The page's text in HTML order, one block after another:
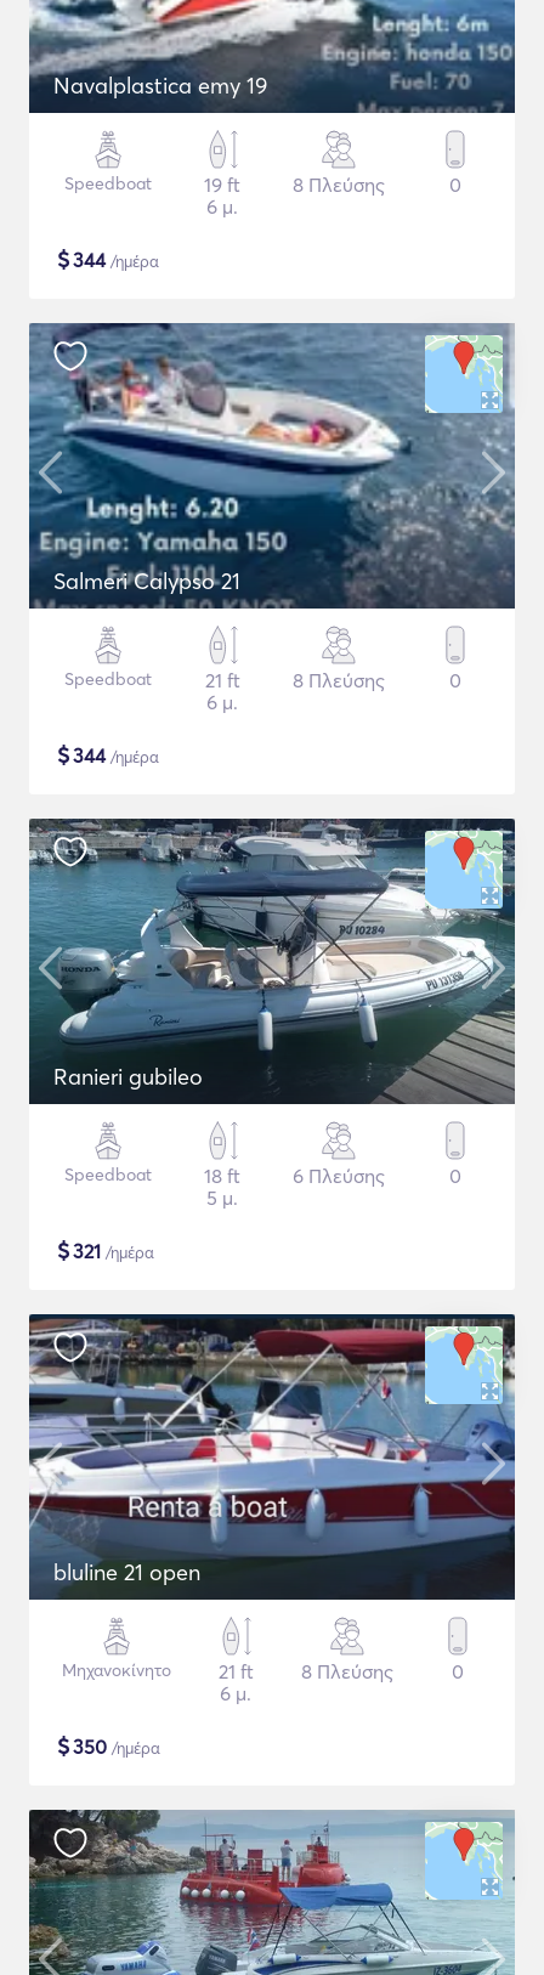
Navalplastica emy 19
Speedboat
19 ft
6 μ.
8 Πλεύσης 0
$344/ημέρα
Salmeri Calypso 21
Speedboat
21 ft
6 μ.
8 Πλεύσης 0
$344/ημέρα
Ranieri gubileo
Speedboat
18 ft
5 μ.
6 Πλεύσης 0
$321 /ημέρα
bluline 21 open
Μηχανοκίνητο
21 ft
6 μ.
8 Πλεύσης 0
$350 /ημέρα